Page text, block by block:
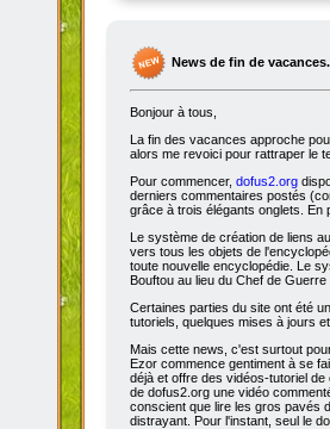
News de fin de
Bonjour à tous,
La fin des vacances approche
alors me revoici pour rattraper le
Pour commencer, dofus2.org
derniers commentaires postés
grâce à trois élégants onglets. En
Le système de création de liens
vers tous les objets de
toute nouvelle encyclopédie. Le
Bouftou au lieu du Chef de
Certaines parties du site ont été
tutoriels, quelques mises à jours
Mais cette news, c'est surtout
Ezor commence gentiment à se
déjà et offre des vidéos-tutoriel
de dofus2.org une vidéo
conscient que lire les gros pavés
distrayant. Pour l'instant, seul le